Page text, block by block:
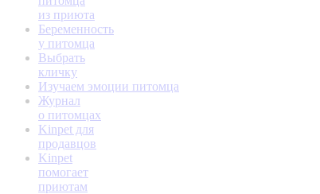
из приюта
Беременность
у питомца
Выбрать
кличку
Изучаем эмоции питомца
Журнал
о питомцах
Kinpet для
продавцов
Kinpet
помогает
приютам